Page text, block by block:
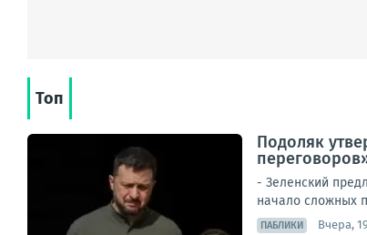
Топ
Подоляк
- Зеленский
начало сложных
ПАБЛИКИ Вчера,